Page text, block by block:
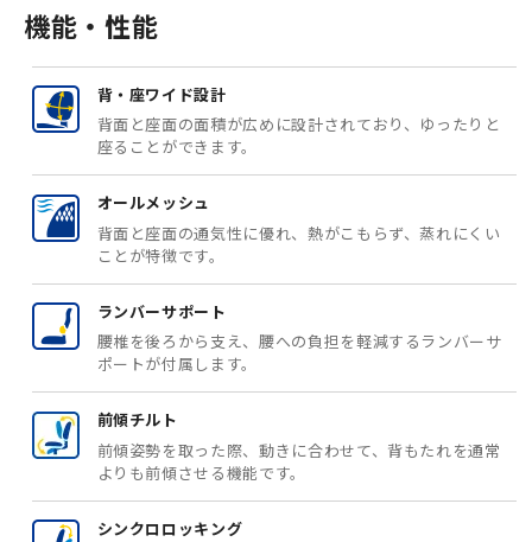
機能・性能
背・座ワイド設計
背面と座面の面積が広めに設計されており、ゆったりと
座ることができます。
オールメッシュ
背面と座面の通気性に優れ、熱がこもらず、蒸れにくい
ことが特徴です。
ランバーサポート
腰椎を後ろから支え、腰への負担を軽減するランバーサ
ポートが付属します。
前傾チルト
前傾姿勢を取った際、動きに合わせて、背もたれを通常
よりも前傾させる機能です。
シンクロロッキング